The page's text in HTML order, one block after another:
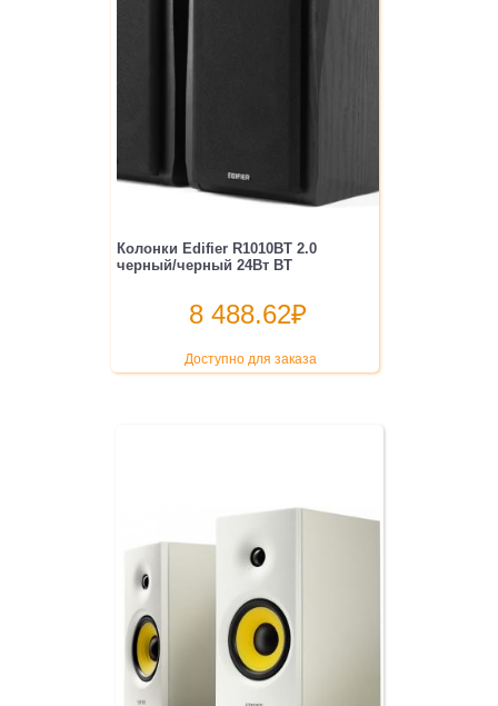
Колонки Edifier R1010BT 2.0
черный/черный 24Вт BT
8 488.62₽
Доступно для заказа